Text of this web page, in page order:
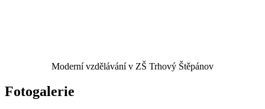
Moderní vzdělávání v ZŠ Trhový Štěpánov
Fotogalerie